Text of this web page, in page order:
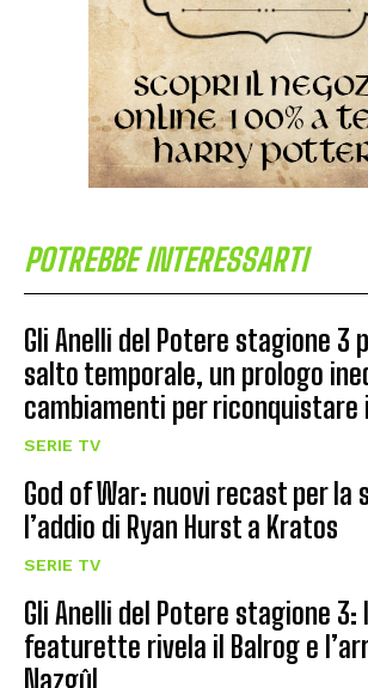
POTREBBE INTERESSARTI
Gli Anelli del Potere stagione 3
salto temporale, un prologo
cambiamenti per riconquistare
SERIE TV
God of War: nuovi recast per la
l’addio di Ryan Hurst a Kratos
SERIE TV
Gli Anelli del Potere stagione 3:
featurette rivela il Balrog e
Nazgûl